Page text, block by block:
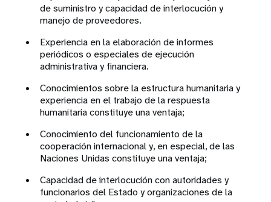
de suministro y capacidad de interlocución y
manejo de proveedores.
Experiencia en la elaboración de informes
periódicos o especiales de ejecución
administrativa y financiera.
Conocimientos sobre la estructura humanitaria y
experiencia en el trabajo de la respuesta
humanitaria constituye una ventaja;
Conocimiento del funcionamiento de la
cooperación internacional y, en especial, de las
Naciones Unidas constituye una ventaja;
Capacidad de interlocución con autoridades y
funcionarios del Estado y organizaciones de la